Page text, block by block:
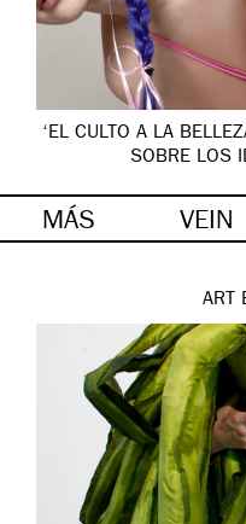
‘EL CULTO A LA
SOBRE LOS
MÁS VEIN
ART